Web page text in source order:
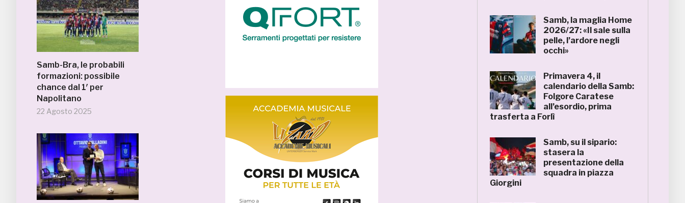
Samb-Bra, le probabili
formazioni: possibile
chance dal 1′ per
Napolitano
22 Agosto 2025
Samb, la maglia Home
2026/27: «Il sale sulla
pelle, l’ardore negli
occhi»
Primavera 4, il
calendario della Samb:
Folgore Caratese
all’esordio, prima
trasferta a Forlì
Samb, su il sipario:
stasera la
presentazione della
squadra in piazza
Giorgini